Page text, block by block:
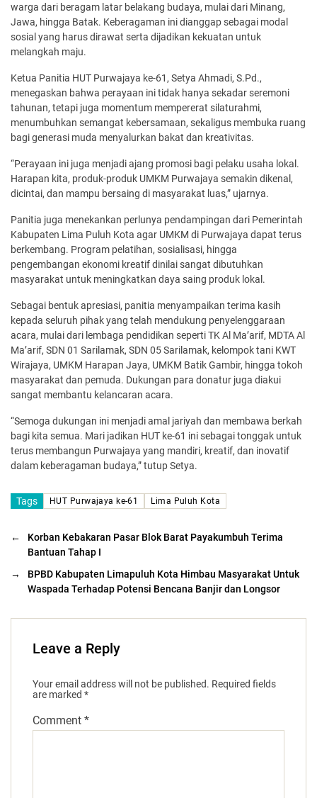
warga dari beragam latar belakang budaya, mulai dari Minang,
Jawa, hingga Batak. Keberagaman ini dianggap sebagai modal
sosial yang harus dirawat serta dijadikan kekuatan untuk
melangkah maju.
Ketua Panitia HUT Purwajaya ke-61, Setya Ahmadi, S.Pd.,
menegaskan bahwa perayaan ini tidak hanya sekadar seremoni
tahunan, tetapi juga momentum mempererat silaturahmi,
menumbuhkan semangat kebersamaan, sekaligus membuka ruang
bagi generasi muda menyalurkan bakat dan kreativitas.
“Perayaan ini juga menjadi ajang promosi bagi pelaku usaha lokal.
Harapan kita, produk-produk UMKM Purwajaya semakin dikenal,
dicintai, dan mampu bersaing di masyarakat luas,” ujarnya.
Panitia juga menekankan perlunya pendampingan dari Pemerintah
Kabupaten Lima Puluh Kota agar UMKM di Purwajaya dapat terus
berkembang. Program pelatihan, sosialisasi, hingga
pengembangan ekonomi kreatif dinilai sangat dibutuhkan
masyarakat untuk meningkatkan daya saing produk lokal.
Sebagai bentuk apresiasi, panitia menyampaikan terima kasih
kepada seluruh pihak yang telah mendukung penyelenggaraan
acara, mulai dari lembaga pendidikan seperti TK Al Ma’arif, MDTA Al
Ma’arif, SDN 01 Sarilamak, SDN 05 Sarilamak, kelompok tani KWT
Wirajaya, UMKM Harapan Jaya, UMKM Batik Gambir, hingga tokoh
masyarakat dan pemuda. Dukungan para donatur juga diakui
sangat membantu kelancaran acara.
“Semoga dukungan ini menjadi amal jariyah dan membawa berkah
bagi kita semua. Mari jadikan HUT ke-61 ini sebagai tonggak untuk
terus membangun Purwajaya yang mandiri, kreatif, dan inovatif
dalam keberagaman budaya,” tutup Setya.
Tags HUT Purwajaya ke-61 Lima Puluh Kota
←
Korban Kebakaran Pasar Blok Barat Payakumbuh Terima
Bantuan Tahap I
→
BPBD Kabupaten Limapuluh Kota Himbau Masyarakat Untuk
Waspada Terhadap Potensi Bencana Banjir dan Longsor
Leave a Reply
Your email address will not be published. Required fields
are marked *
Comment *